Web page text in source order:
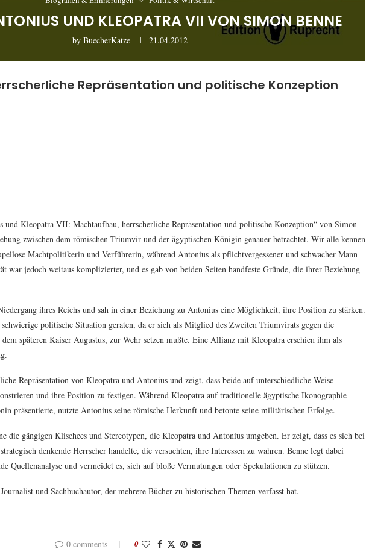
UND KLEOPATRA VII VON SIMON BENNE
byBuecherKatze 21.04.2012
Repräsentation und politische Konzeption
und Kleopatra VII: Machtaufbau, herrscherliche Repräsentation und politische Konzeption“ von Simon
zwischen dem römischen Triumvir und der ägyptischen Königin genauer betrachtet. Wir alle kennen
Machtpolitikerin und Verführerin, während Antonius als pflichtvergessener und schwacher Mann
war jedoch weitaus komplizierter, und es gab von beiden Seiten handfeste Gründe, die ihrer Beziehung
ihres Reichs und sah in einer Beziehung zu Antonius eine Möglichkeit, ihre Position zu stärken.
politische Situation geraten, da er sich als Mitglied des Zweiten Triumvirats gegen die
späteren Kaiser Augustus, zur Wehr setzen mußte. Eine Allianz mit Kleopatra erschien ihm als
Repräsentation von Kleopatra und Antonius und zeigt, dass beide auf unterschiedliche Weise
und ihre Position zu festigen. Während Kleopatra auf traditionelle ägyptische Ikonographie
präsentierte, nutzte Antonius seine römische Herkunft und betonte seine militärischen Erfolge.
die gängigen Klischees und Stereotypen, die Kleopatra und Antonius umgeben. Er zeigt, dass es sich bei
denkende Herrscher handelte, die versuchten, ihre Interessen zu wahren. Benne legt dabei
Quellenanalyse und vermeidet es, sich auf bloße Vermutungen oder Spekulationen zu stützen.
und Sachbuchautor, der mehrere Bücher zu historischen Themen verfasst hat.
0 comments 0